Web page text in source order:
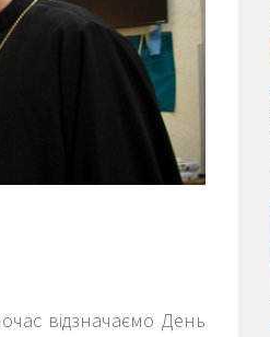
відзначаємо День